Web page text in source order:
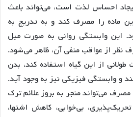
احساس لذت است، می‌تواند باعث
ماده را مصرف کند و به تدریج به
این وابستگی روانی به صورت میل
نظر از عواقب منفی آن، ظاهر می‌شود.
از این گیاه استفاده کند، بدن
و وابستگی فیزیکی نیز به وجود آید.
مصرف می‌تواند منجر به بروز علائم ترک
بی‌خوابی، کاهش اشتها،